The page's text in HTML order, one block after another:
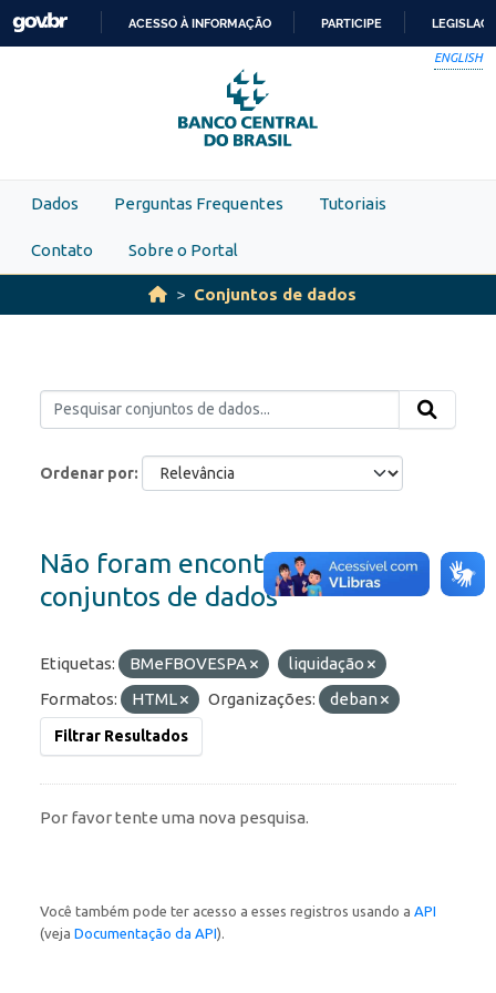
Skip to main content
PARA
O
CONTEÚDO
ACESSO À INFORMAÇÃO PARTICIPE
ENGLISH
Dados Perguntas Frequentes Tutoriais
Contato Sobre o Portal
Conjuntos de dados
Ordenar por
Não foram encontrados
conjuntos de dados
Etiquetas: BMeFBOVESPA
liquidação
Formatos:
HTML Organizações: deban
Filtrar Resultados
Por favor tente uma nova pesquisa.
Você também pode ter acesso a esses registros usando a API
(veja Documentação da API).